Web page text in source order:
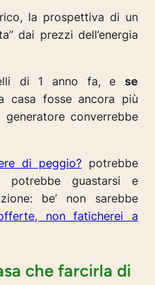
la prospettiva di un
dai prezzi dell’energia
di 1 anno fa, ese
casa fosse ancora più
converrebbe
di peggio?potrebbe
guastarsi e
be’ non sarebbe
non faticherei a
che farcirla di